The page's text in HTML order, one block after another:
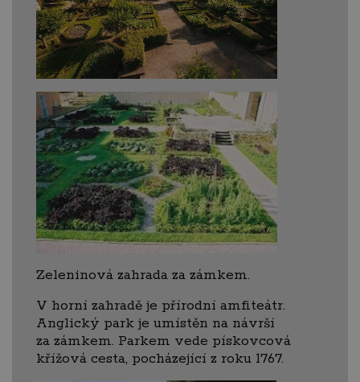
Zeleninová zahrada za zámkem.
V horní zahradě je přírodní amfiteátr.
Anglický park je umístěn na návrší
za zámkem. Parkem vede pískovcová
křížová cesta, pocházející z roku 1767.